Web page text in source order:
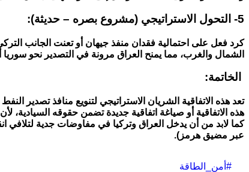
5- التحول الاستراتيجي (مشروع بصره – حديثة):
الشمال والغرب، مما يمنح العراق مرونة في التصدير نحو
الخاتمة:
تعد هذه الاتفاقية الشريان الاستراتيجي لتنويع منافذ تصدير
هذه الاتفاقية أو صياغة اتفاقية جديدة تضمن حقوقه السيادية،
عبر مضيق هرمز).
#أمن_الطاقة